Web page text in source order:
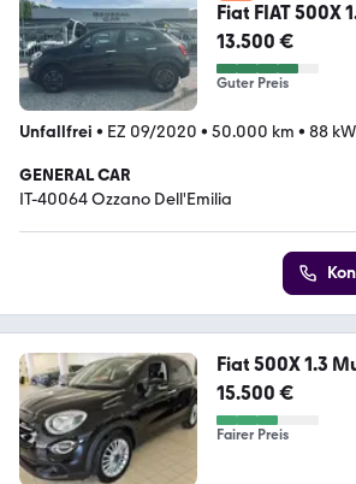
Fiat FIAT 500X
13.500 €
Guter Preis
Unfallfrei • EZ 09/2020 • 50.000 km • 88
GENERAL CAR
IT-40064 Ozzano Dell'Emilia
Fiat 500X 1.3
15.500 €
Fairer Preis